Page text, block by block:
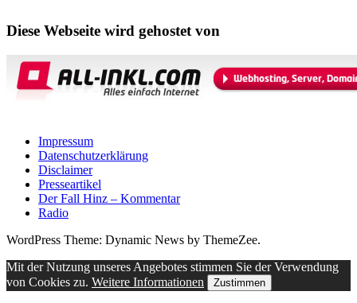
Diese Webseite wird gehostet von
Impressum
Datenschutzerklärung
Disclaimer
Presseartikel
Der Fall Hinz – Kommentar
Radio
WordPress Theme: Dynamic News by ThemeZee.
Mit der Nutzung unseres Angebotes stimmen Sie der Verwendung
von Cookies zu. Weitere Informationen Zustimmen